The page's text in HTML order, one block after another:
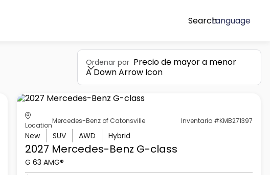
SearchLanguage
Ordenar por Precio de mayor a menor
A Down Arrow Icon
Location
Mercedes-Benz of Catonsville Inventario #KMB271397
New SUV AWD Hybrid
2027 Mercedes-Benz G-class
G 63 AMG®